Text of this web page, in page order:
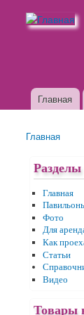
Главная
Вы здесь
Главная
Разделы
Главная
Фото
Для
Как
Статьи
Видео
Товары